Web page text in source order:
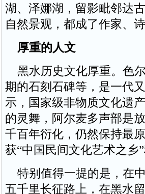
湖、泽娜湖，留影毗邻达
自然景观，都成了作家、
厚重的人文
黑水历史文化厚重。色
期的石刻石碑等，是一代
示，国家级非物质文化遗
的灵舞，阿尔麦多声部是
千百年衍化，仍然保持最
获“中国民间文化艺术之乡”
特别值得一提的是，在
五千里长征路上，在黑水